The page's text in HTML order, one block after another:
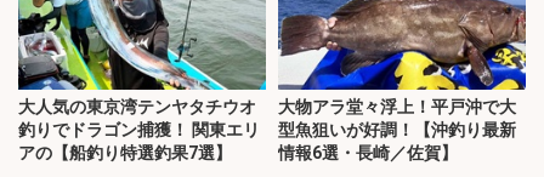
大人気の東京湾テンヤタチウオ
釣りでドラゴン捕獲！ 関東エリ
アの【船釣り特選釣果7選】
大物アラ堂々浮上！平戸沖で大
型魚狙いが好調！【沖釣り最新
情報6選・長崎／佐賀】